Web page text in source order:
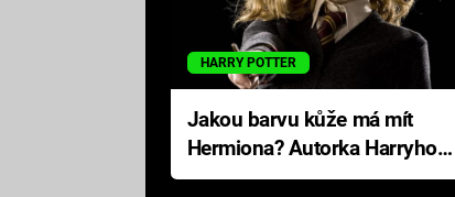
HARRY POTTER
Jakou barvu kůže má mít
Hermiona? Autorka Harryho
Pottera přišla s ráznou